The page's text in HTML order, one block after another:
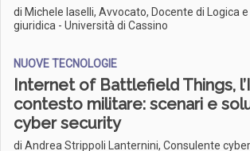
di Michele Iaselli, Avvocato, Docente di Logica
giuridica - Università di Cassino
NUOVE TECNOLOGIE
Internet of Battlefield Things,
contesto militare: scenari e
cyber security
di Andrea Strippoli Lanternini, Consulente